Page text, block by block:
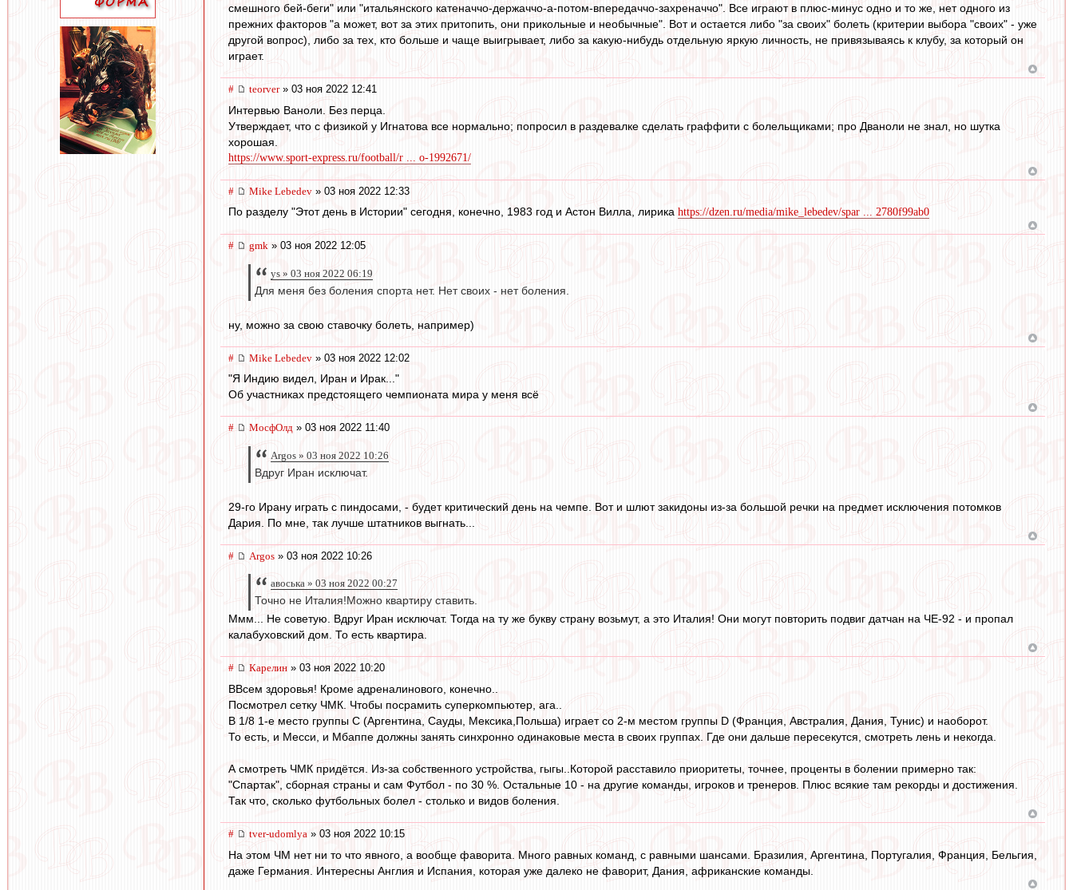
смешного бей-беги" или "итальянского катеначчо-держаччо-а-потом-впередаччо-захреначчо". Все играют в плюс-минус одно и то же, нет одного из
прежних факторов "а может, вот за этих притопить, они прикольные и необычные". Вот и остается либо "за своих" болеть (критерии выбора "своих" - уже
другой вопрос), либо за тех, кто больше и чаще выигрывает, либо за какую-нибудь отдельную яркую личность, не привязываясь к клубу, за который он
играет.
# teorver» 03 ноя 2022 12:41
Интервью Ваноли. Без перца.
Утверждает, что с физикой у Игнатова все нормально; попросил в раздевалке сделать граффити с болельщиками; про Дваноли не знал, но шутка
хорошая.
https://www.sport-express.ru/football/r ... o-1992671/
# Mike Lebedev » 03 ноя 2022 12:33
По разделу "Этот день в Истории" сегодня, конечно, 1983 год и Астон Вилла, лирика https://dzen.ru/media/mike_lebedev/spar ... 2780f99ab0
# gmk » 03 ноя 2022 12:05
ys » 03 ноя 2022 06:19
Для меня без боления спорта нет. Нет своих - нет боления.
ну, можно за свою ставочку болеть, например)
# Mike Lebedev » 03 ноя 2022 12:02
"Я Индию видел, Иран и Ирак..."
Об участниках предстоящего чемпионата мира у меня всё
# МосфОлд » 03 ноя 2022 11:40
Argos » 03 ноя 2022 10:26
Вдруг Иран исключат.
29-го Ирану играть с пиндосами, - будет критический день на чемпе. Вот и шлют закидоны из-за большой речки на предмет исключения потомков
Дария. По мне, так лучше штатников выгнать...
# Argos » 03 ноя 2022 10:26
авоська » 03 ноя 2022 00:27
Точно не Италия!Можно квартиру ставить.
Ммм... Не советую. Вдруг Иран исключат. Тогда на ту же букву страну возьмут, а это Италия! Они могут повторить подвиг датчан на ЧЕ-92 - и пропал
калабуховский дом. То есть квартира.
# Карелин » 03 ноя 2022 10:20
ВВсем здоровья! Кроме адреналинового, конечно..
Посмотрел сетку ЧМК. Чтобы посрамить суперкомпьютер, ага..
В 1/8 1-е место группы С (Аргентина, Сауды, Мексика,Польша) играет со 2-м местом группы D (Франция, Австралия, Дания, Тунис) и наоборот.
То есть, и Месси, и Мбаппе должны занять синхронно одинаковые места в своих группах. Где они дальше пересекутся, смотреть лень и некогда.
А смотреть ЧМК придётся. Из-за собственного устройства, гыгы..Которой расставило приоритеты, точнее, проценты в болении примерно так:
"Спартак", сборная страны и сам Футбол - по 30 %. Остальные 10 - на другие команды, игроков и тренеров. Плюс всякие там рекорды и достижения.
Так что, сколько футбольных болел - столько и видов боления.
# tver-udomlya » 03 ноя 2022 10:15
На этом ЧМ нет ни то что явного, а вообще фаворита. Много равных команд, с равными шансами. Бразилия, Аргентина, Португалия, Франция, Бельгия,
даже Германия. Интересны Англия и Испания, которая уже далеко не фаворит, Дания, африканские команды.